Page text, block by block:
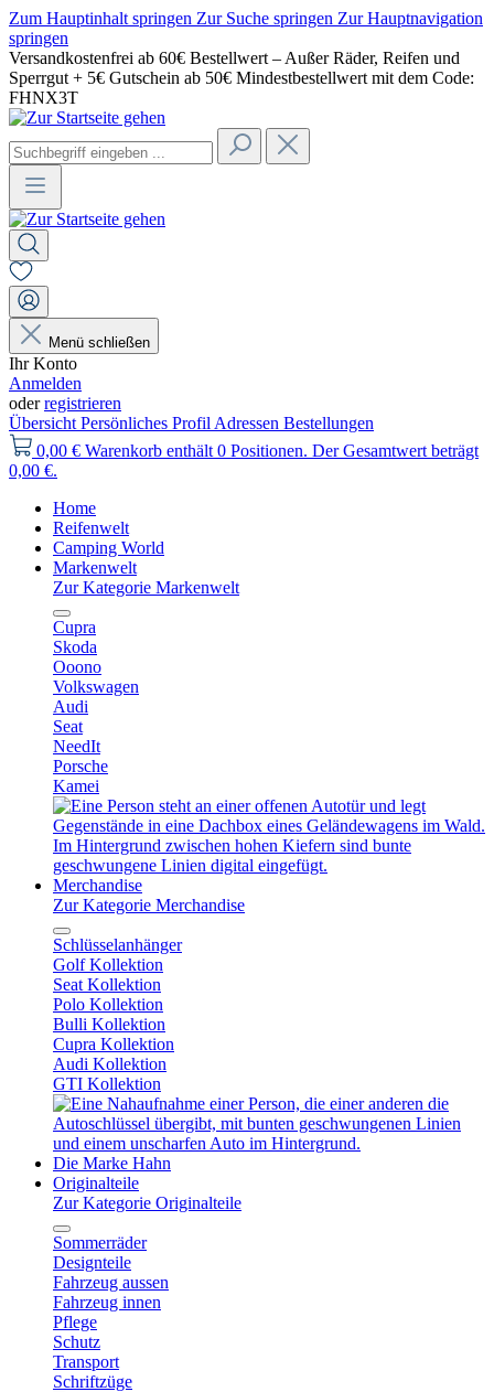
Zum Hauptinhalt springen Zur Suche springen Zur Hauptnavigation
springen
Versandkostenfrei ab 60€ Bestellwert – Außer Räder, Reifen und
Sperrgut + 5€ Gutschein ab 50€ Mindestbestellwert mit dem Code:
FHNX3T
Menü schließen
Ihr Konto
Anmelden
oderregistrieren
Übersicht Persönliches Profil Adressen Bestellungen
0,00 € Warenkorb enthält 0 Positionen. Der Gesamtwert beträgt
0,00 €.
Home
Reifenwelt
Camping World
Markenwelt
Zur Kategorie Markenwelt
Cupra
Skoda
Ooono
Volkswagen
Audi
Seat
NeedIt
Porsche
Kamei
Merchandise
Zur Kategorie Merchandise
Schlüsselanhänger
Golf Kollektion
Seat Kollektion
Polo Kollektion
Bulli Kollektion
Cupra Kollektion
Audi Kollektion
GTI Kollektion
Die Marke Hahn
Originalteile
Zur Kategorie Originalteile
Sommerräder
Designteile
Fahrzeug aussen
Fahrzeug innen
Pflege
Schutz
Transport
Schriftzüge